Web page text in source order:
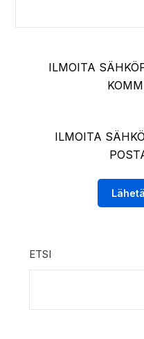
ILMOITA
ILMOITA
ETSI